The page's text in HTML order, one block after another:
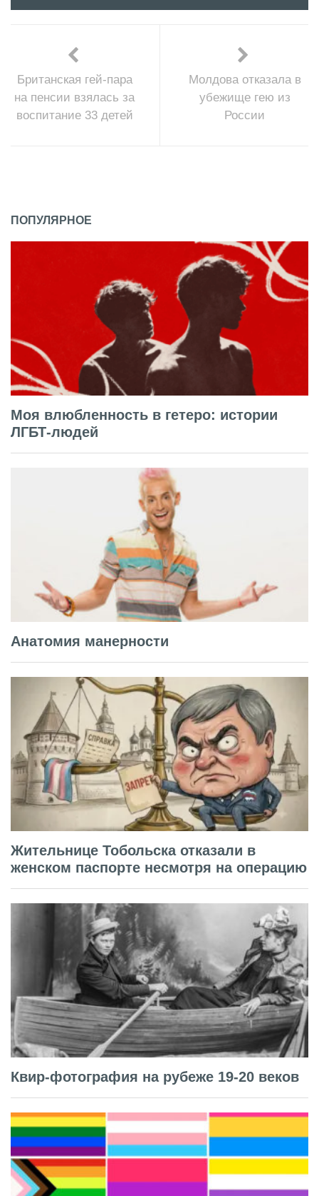
Британская гей-пара
на пенсии взялась за
воспитание 33 детей
Молдова отказала в
убежище гею из
России
ПОПУЛЯРНОЕ
Моя влюбленность в гетеро: истории
ЛГБТ-людей
Анатомия манерности
Жительнице Тобольска отказали в
женском паспорте несмотря на операцию
Квир-фотография на рубеже 19-20 веков